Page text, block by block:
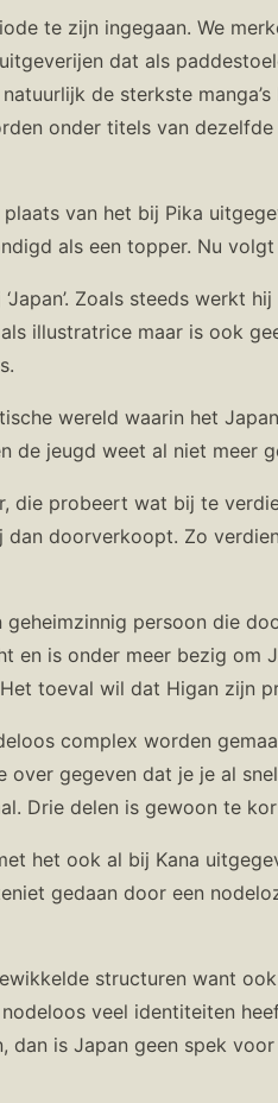
te zijn ingegaan. We
dat als
de sterkste
onder titels van
van het bij Pika
als een topper. Nu volgt
Zoals steeds werkt
illustratrice maar is ook
wereld waarin het
de jeugd weet al niet meer
die probeert wat bij te
dan doorverkoopt. Zo
persoon die
en is onder meer bezig
toeval wil dat Higan zijn
complex worden
gegeven dat je je al
Drie delen is gewoon te
het ook al bij Kana
gedaan door een
structuren want
veel identiteiten
dan is Japan geen spek